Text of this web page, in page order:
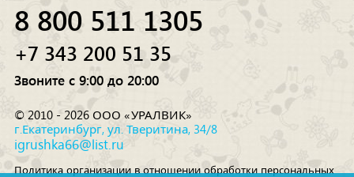
8 800 511 1305
+7 343 200 51 35
Звоните с 9:00 до 20:00
© 2010 - 2026 ООО «УРАЛВИК»
г.Екатеринбург, ул. Тверитина, 34/8
igrushka66@list.ru
Политика организации в отношении обработки персональных